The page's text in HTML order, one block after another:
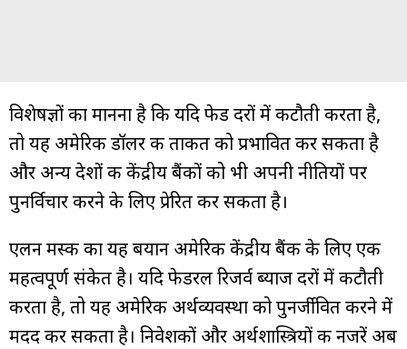
विशेषज्ञों का मानना है कि यदि फेड दरों में कटौती करता है,
तो यह अमेरिकी डॉलर की ताकत को प्रभावित कर सकता है
और अन्य देशों की केंद्रीय बैंकों को भी अपनी नीतियों पर
पुनर्विचार करने के लिए प्रेरित कर सकता है।
एलन मस्क का यह बयान अमेरिकी केंद्रीय बैंक के लिए एक
महत्वपूर्ण संकेत है। यदि फेडरल रिजर्व ब्याज दरों में कटौती
करता है, तो यह अमेरिकी अर्थव्यवस्था को पुनर्जीवित करने में
मदद कर सकता है। निवेशकों और अर्थशास्त्रियों की नजरें अब